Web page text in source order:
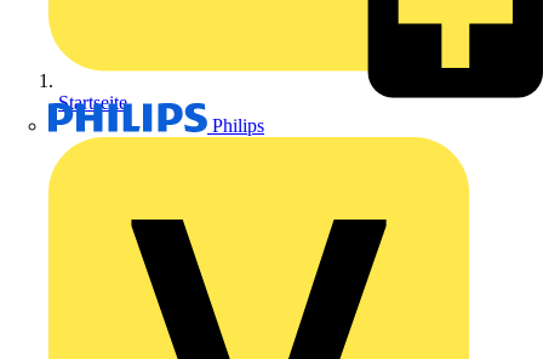
Philips
Startseite